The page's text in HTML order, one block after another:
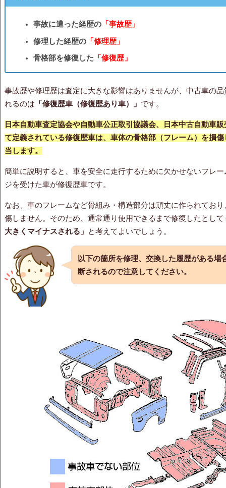
事故に遭った経歴の「事故歴」
修理した経歴の「修理歴」
骨格部を修復した 「修復歴」
事故歴や修理歴は査定に大きな影響はありませんが、中古車の
れるのは 「修復歴車（修復歴あり車）」 です。
日本自動車査定協会や自動車公正取引協議会、日本中古自動車
て定義されている修復歴車は、車体の骨格部（フレーム）を損
当します。
簡単に説明すると、車を安全に走行するために欠かせないフレ
ジを受けた車が修復歴車です。
なお、車のフレームなど骨組み・構造部分は頑丈に作られてお
傷しません。そのため、通常通り使用できるまで修復したとして
大きくマイナスされる」
と考えてよいでしょう。
以下の箇所を修理、交換した履歴がある場
断されるので注意してください。